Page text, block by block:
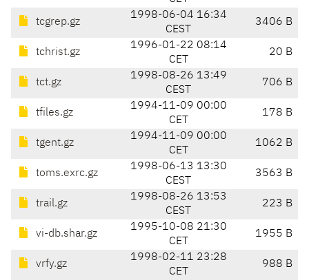
tcgrep.gz
1998-06-04 16:34
CEST
3406 B
tchrist.gz
1996-01-22 08:14
CET
20 B
tct.gz
1998-08-26 13:49
CEST
706 B
tfiles.gz
1994-11-09 00:00
CET
178 B
tgent.gz
1994-11-09 00:00
CET
1062 B
toms.exrc.gz
1998-06-13 13:30
CEST
3563 B
trail.gz
1998-08-26 13:53
CEST
223 B
vi-db.shar.gz
1995-10-08 21:30
CET
1955 B
vrfy.gz
1998-02-11 23:28
CET
988 B